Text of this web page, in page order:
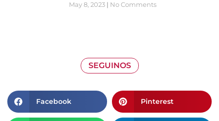
May 8, 2023 No Comments
SEGUINOS
Facebook Pinterest